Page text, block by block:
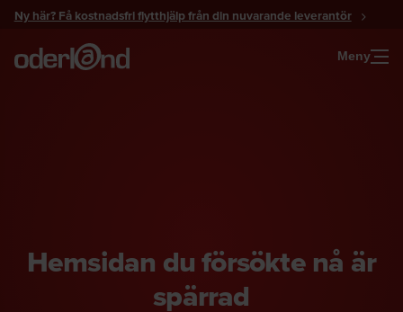
Gå
innehåll
Ny här? Få kostnadsfri flytthjälp från din nuvarande leverantör
Meny
Hemsidan du försökte nå är
spärrad